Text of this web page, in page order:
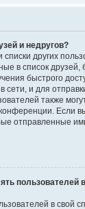
и недругов?
других
в список друзей,
быстрого
сети, и для
также
Если
отправленные
пользователей
в свой